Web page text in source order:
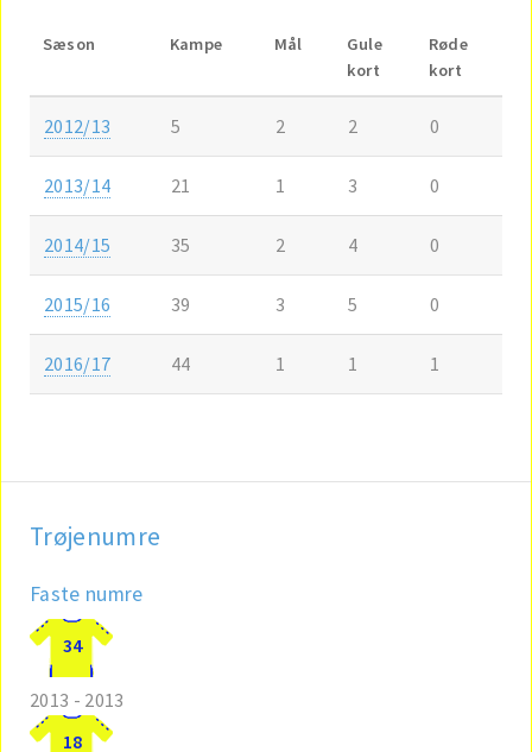
Sæson Kampe Mål
Gule
kort
Røde
kort
2012/13 5 2 2 0
2013/14 21 1 3 0
2014/15 35 2 4 0
2015/16 39 3 5 0
2016/17 44 1 1 1
Trøjenumre
Faste numre
34
2013 - 2013
18